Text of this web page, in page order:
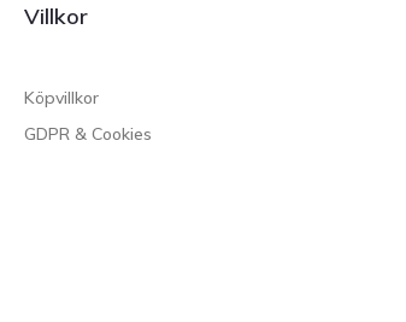
Villkor
Köpvillkor
GDPR & Cookies